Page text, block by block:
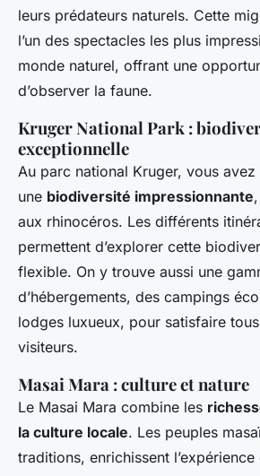
leurs prédateurs naturels. Cette
l’un des spectacles les plus
monde naturel, offrant une
d’observer la faune.
Kruger National Park :
exceptionnelle
Au parc national Kruger, vous avez
une biodiversité impressionnante
aux rhinocéros. Les différents
permettent d’explorer cette
flexible. On y trouve aussi une
d’hébergements, des campings
lodges luxueux, pour satisfaire
visiteurs.
Masai Mara : culture et nature
Le Masai Mara combine les
la culture locale. Les peuples
traditions, enrichissent